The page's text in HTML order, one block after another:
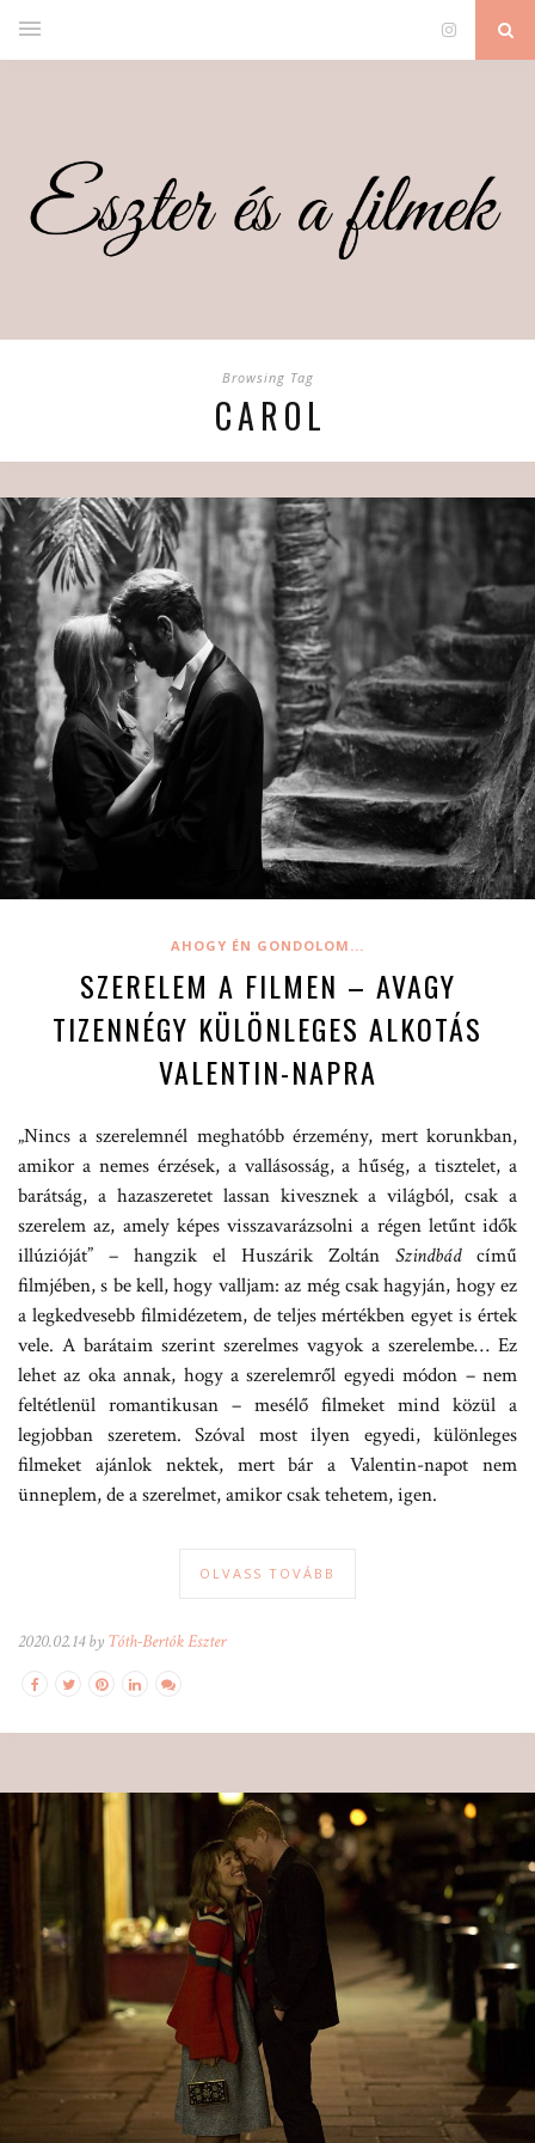
Browsing Tag
CAROL
AHOGY ÉN GONDOLOM...
SZERELEM A FILMEN – AVAGY
TIZENNÉGY KÜLÖNLEGES ALKOTÁS
VALENTIN-NAPRA
„Nincs a szerelemnél meghatóbb érzemény, mert korunkban,
amikor a nemes érzések, a vallásosság, a hűség, a tisztelet, a
barátság, a hazaszeretet lassan kivesznek a világból, csak a
szerelem az, amely képes visszavarázsolni a régen letűnt idők
illúzióját” – hangzik el Huszárik Zoltán Szindbádcímű
filmjében, s be kell, hogy valljam: az még csak hagyján, hogy ez
a legkedvesebb filmidézetem, de teljes mértékben egyet is értek
vele. A barátaim szerint szerelmes vagyok a szerelembe… Ez
lehet az oka annak, hogy a szerelemről egyedi módon – nem
feltétlenül romantikusan – mesélő filmeket mind közül a
legjobban szeretem. Szóval most ilyen egyedi, különleges
filmeket ajánlok nektek, mert bár a Valentin-napot nem
ünneplem, de a szerelmet, amikor csak tehetem, igen.
OLVASS TOVÁBB
2020.02.14 by Tóth-Bertók Eszter